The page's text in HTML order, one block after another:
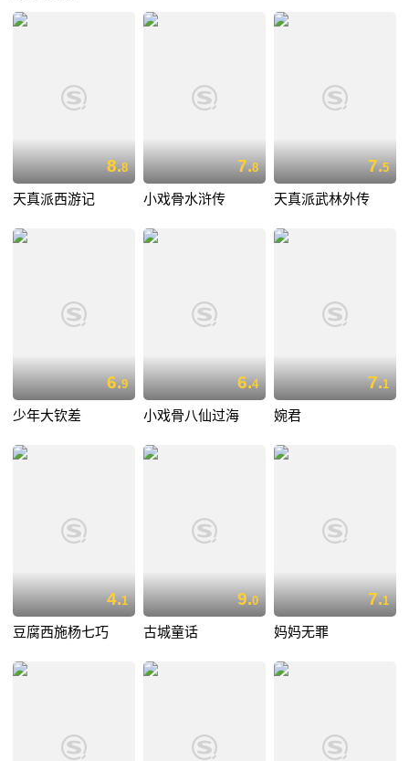
8.8
天真派西游记
7.8
小戏骨水浒传
7.5
天真派武林外传
6.9
少年大钦差
6.4
小戏骨八仙过海
7.1
婉君
4.1
豆腐西施杨七巧
9.0
古城童话
7.1
妈妈无罪